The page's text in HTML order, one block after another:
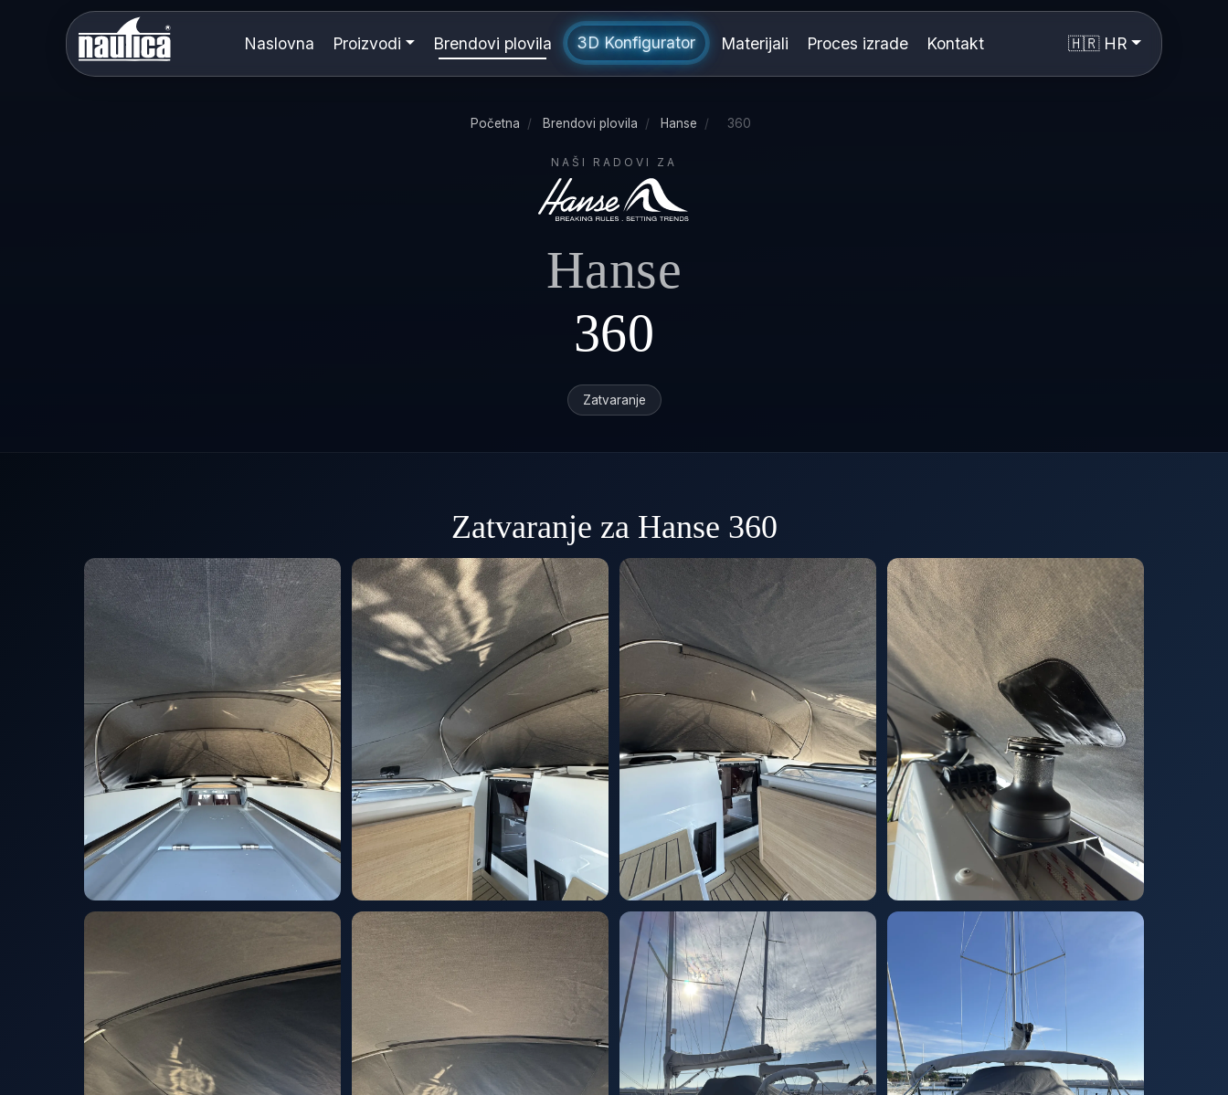
Naslovna Proizvodi Brendovi plovila 3D Konfigurator Materijali Proces izrade Kontakt 🇭🇷 HR
Početna / Brendovi plovila / Hanse / 360
NAŠI RADOVI ZA
Hanse
360
Zatvaranje
Zatvaranje za Hanse 360